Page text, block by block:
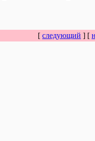
[ следующий ] [